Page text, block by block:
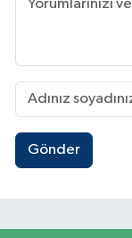
Gönder